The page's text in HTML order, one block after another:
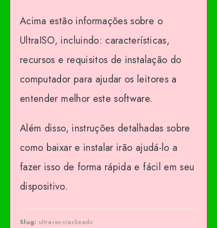
Acima estão informações sobre o
UltraISO, incluindo: características,
recursos e requisitos de instalação do
computador para ajudar os leitores a
entender melhor este software.
Além disso, instruções detalhadas sobre
como baixar e instalar irão ajudá-lo a
fazer isso de forma rápida e fácil em seu
dispositivo.
Slug: ultra-iso-crackeado